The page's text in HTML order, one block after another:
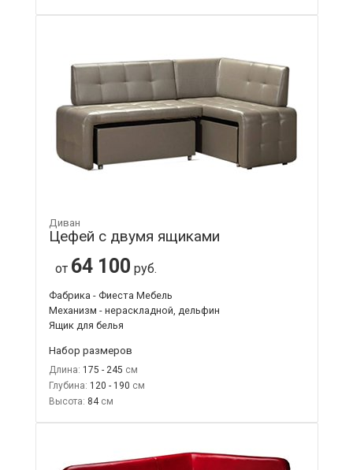
Диван
Цефей с двумя ящиками
от 64 100 руб.
Фабрика - Фиеста Мебель
Механизм - нераскладной, дельфин
Ящик для белья
Набор размеров
Длина: 175 - 245
Глубина: 120 - 190
Высота: 84